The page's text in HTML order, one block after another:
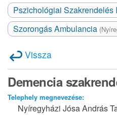
Pszichológiai Szakrendelés
Szorongás Ambulancia
Vissza
Demencia
Telephely megnevezése:
Nyíregyházi Jósa András